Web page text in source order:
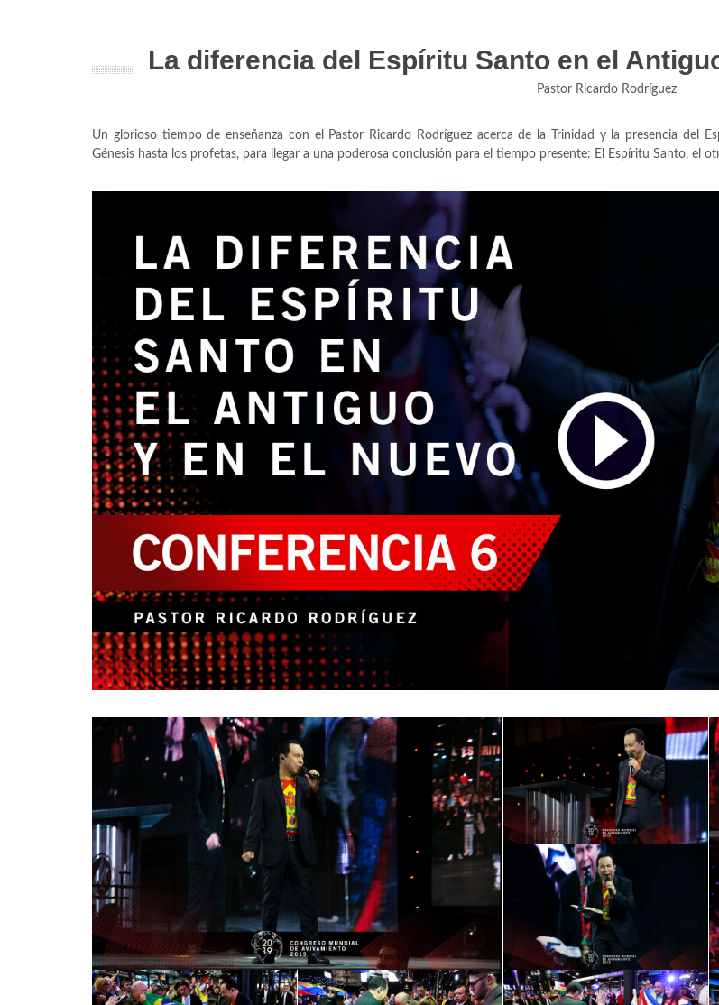
La diferencia del Espíritu Santo en el
Pastor Ricardo Rodríguez
Un glorioso tiempo de enseñanza con el Pastor Ricardo Rodríguez acerca de la Trinidad y la presencia del
Génesis hasta los profetas, para llegar a una poderosa conclusión para el tiempo presente: El Espíritu Santo, el